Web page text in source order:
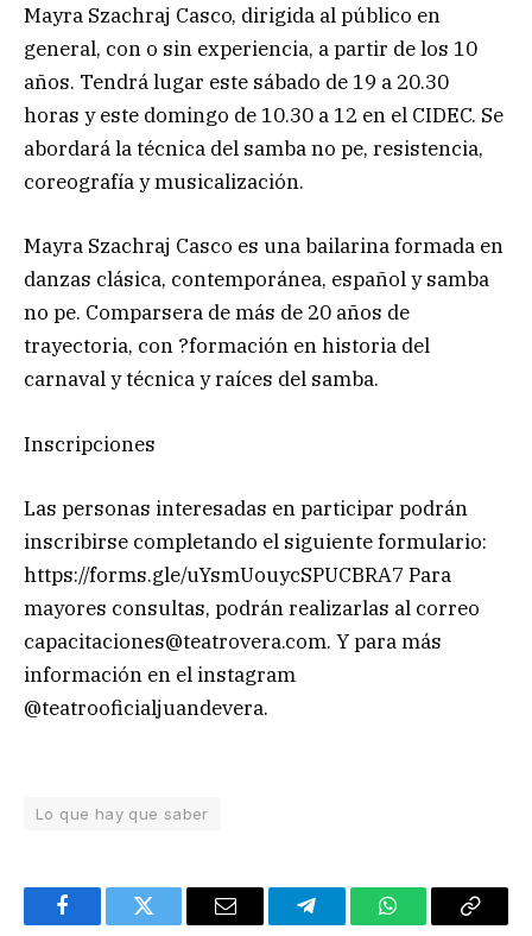
Mayra Szachraj Casco, dirigida al público en
general, con o sin experiencia, a partir de los 10
años. Tendrá lugar este sábado de 19 a 20.30
horas y este domingo de 10.30 a 12 en el CIDEC. Se
abordará la técnica del samba no pe, resistencia,
coreografía y musicalización.
Mayra Szachraj Casco es una bailarina formada en
danzas clásica, contemporánea, español y samba
no pe. Comparsera de más de 20 años de
trayectoria, con ?formación en historia del
carnaval y técnica y raíces del samba.
Inscripciones
Las personas interesadas en participar podrán
inscribirse completando el siguiente formulario:
https://forms.gle/uYsmUouycSPUCBRA7 Para
mayores consultas, podrán realizarlas al correo
capacitaciones@teatrovera.com. Y para más
información en el instagram
@teatrooficialjuandevera.
Lo que hay que saber
FacebookTwitter Email TelegramWhatsAppCopy